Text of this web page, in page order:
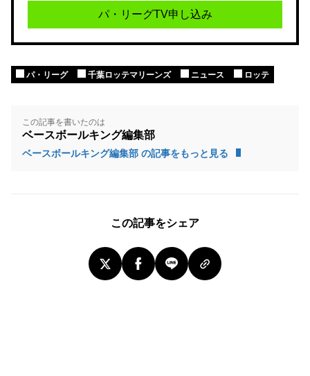
パ・リーグTV申し込み
パ・リーグ 千葉ロッテマリーンズ ニュース ロッテ
この記事を書いたのは
ベースボールキング編集部
ベースボールキング編集部 の記事をもっと見る
この記事をシェア